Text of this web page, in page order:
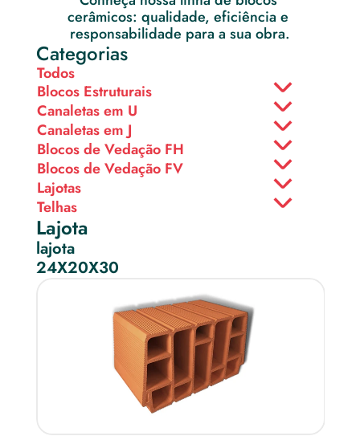
cerâmicos: qualidade, eficiência e
responsabilidade para a sua obra.
Categorias
Todos
Blocos Estruturais
Canaletas em U
Canaletas em J
Blocos de Vedação FH
Blocos de Vedação FV
Lajotas
Telhas
Lajota
lajota
24X20X30